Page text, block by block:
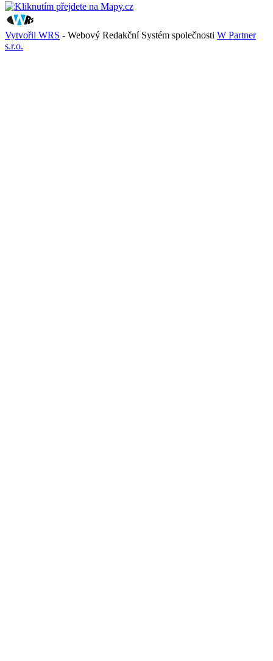
Vytvořil WRS - Webový Redakční Systém společnosti W Partner
s.r.o.